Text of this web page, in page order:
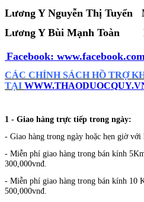
Lương Y Nguyễn Thị Tuyển
Lương Y Bùi Mạnh Toàn
Facebook:
CÁC CHÍNH SÁCH HỒ TRỢ
TẠI
1 - Giao hàng trực tiếp trong ngày:
- Giao hàng trong ngày hoặc hẹn giờ với
- Miễn phí giao hàng trong bán kính
300,000vnđ.
- Miễn phí giao hàng trong bán kính 10
500,000vnđ.